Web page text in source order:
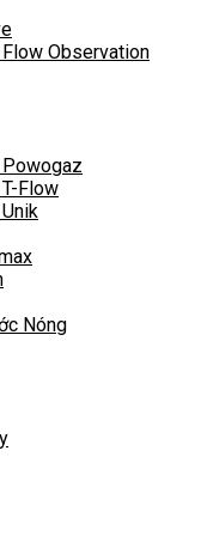
Flow Observation
Flow
Nóng